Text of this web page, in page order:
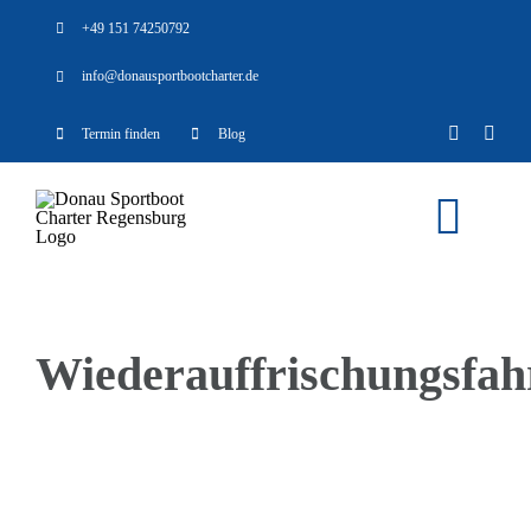
+49 151 74250792
info@donausportbootcharter.de
Termin finden Blog
Boote